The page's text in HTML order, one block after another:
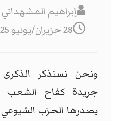
إبراهيم المشهداني
28 حزيران/يونيو 2025
ونحن نستذكر
جريدة كفاح الشعب